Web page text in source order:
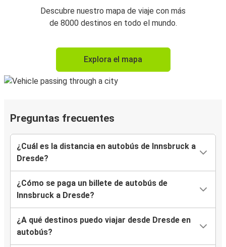
Descubre nuestro mapa de viaje con más
de 8000 destinos en todo el mundo.
Explora el mapa
Preguntas frecuentes
¿Cuál es la distancia en autobús de Innsbruck a
Dresde?
¿Cómo se paga un billete de autobús de
Innsbruck a Dresde?
¿A qué destinos puedo viajar desde Dresde en
autobús?